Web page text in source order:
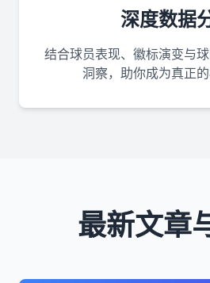
深度数据
结合球员表现、徽标演变与
洞察，助你成为真正的
最新文章